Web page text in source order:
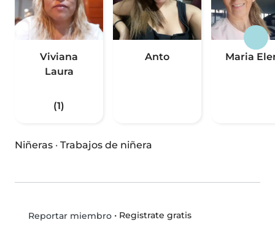
Viviana
Laura
(1)
Anto Maria
Niñeras · Trabajos de niñera
Reportar miembro• Registrate gratis